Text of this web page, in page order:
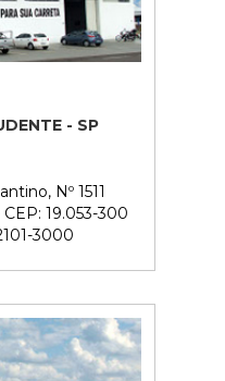
- SP
Nº 1511
19.053-300
3000